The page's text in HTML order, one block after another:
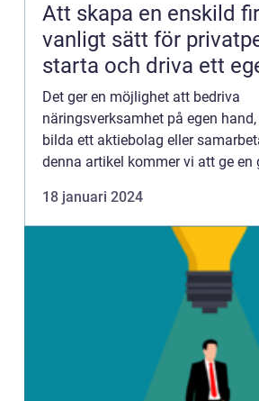
Att skapa en enskild
vanligt sätt för
starta och driva ett
Det ger en möjlighet att bedriva
näringsverksamhet på egen
bilda ett aktiebolag eller
denna artikel kommer vi att ge en
presentera olika typer av ens...
18 januari 2024